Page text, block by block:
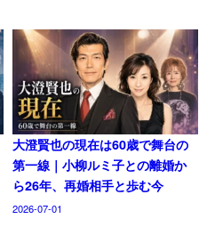
大澄賢也の現在は60歳で舞台の
第一線｜小柳ルミ子との離婚か
ら26年、再婚相手と歩む今
2026-07-01